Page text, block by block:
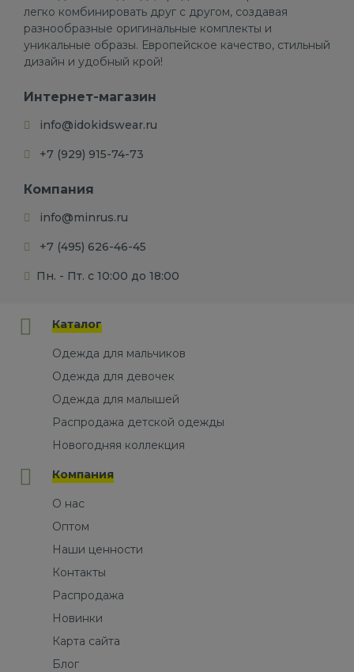
легко комбинировать друг с другом, создавая
разнообразные оригинальные комплекты и
уникальные образы. Европейское качество, стильный
дизайн и удобный крой!
Интернет-магазин
info@idokidswear.ru
+7 (929) 915-74-73
Компания
info@minrus.ru
+7 (495) 626-46-45
Пн. - Пт. с 10:00 до 18:00
Каталог
Одежда для мальчиков
Одежда для девочек
Одежда для малышей
Распродажа детской одежды
Новогодняя коллекция
Компания
О нас
Оптом
Наши ценности
Контакты
Распродажа
Новинки
Карта сайта
Блог